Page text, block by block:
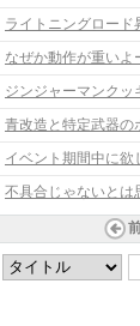
ライトニングロード
なぜか動作が重いよ
青改造と特定武器の
イベント期間中に欲
不具合じゃないとは